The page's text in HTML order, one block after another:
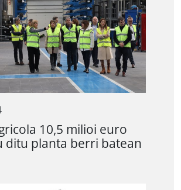
10,5 milioi euro
ditu planta berri batean